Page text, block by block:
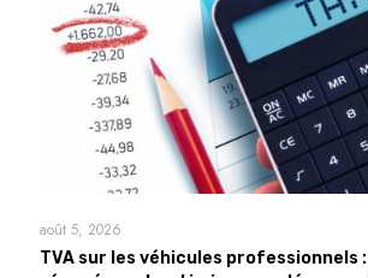
août 5, 2026
TVA sur les véhicules professionnels